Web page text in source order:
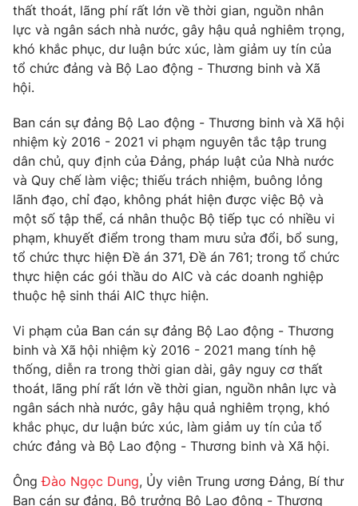
Video Shorts video
VTV Money VTV Thể thao
Thị trường 24h Tấm lòng Việt
VTV4 Vươn mình bằng AI
VTV9 VTV8
Liên hệ tòa soạn English
THỜI BÁO VTV
Theo dõi báo trên
Cơ quan chủ quản: Đài Truyền hình Việt Nam
Cơ quan báo chí:Thời báo VTV
thất thoát, lãng phí rất lớn về thời gian, nguồn nhân
lực và ngân sách nhà nước, gây hậu quả nghiêm trọng,
khó khắc phục, dư luận bức xúc, làm giảm uy tín của
tổ chức đảng và Bộ Lao động - Thương binh và Xã
hội.
Ban cán sự đảng Bộ Lao động - Thương binh và Xã hội
nhiệm kỳ 2016 - 2021 vi phạm nguyên tắc tập trung
dân chủ, quy định của Đảng, pháp luật của Nhà nước
và Quy chế làm việc; thiếu trách nhiệm, buông lỏng
lãnh đạo, chỉ đạo, không phát hiện được việc Bộ và
một số tập thể, cá nhân thuộc Bộ tiếp tục có nhiều vi
phạm, khuyết điểm trong tham mưu sửa đổi, bổ sung,
tổ chức thực hiện Đề án 371, Đề án 761; trong tổ chức
thực hiện các gói thầu do AIC và các doanh nghiệp
thuộc hệ sinh thái AIC thực hiện.
Vi phạm của Ban cán sự đảng Bộ Lao động - Thương
binh và Xã hội nhiệm kỳ 2016 - 2021 mang tính hệ
thống, diễn ra trong thời gian dài, gây nguy cơ thất
thoát, lãng phí rất lớn về thời gian, nguồn nhân lực và
ngân sách nhà nước, gây hậu quả nghiêm trọng, khó
khắc phục, dư luận bức xúc, làm giảm uy tín của tổ
chức đảng và Bộ Lao động - Thương binh và Xã hội.
ÔngĐào Ngọc Dung, Ủy viên Trung ương Đảng, Bí thư
Ban cán sự đảng, Bộ trưởng Bộ Lao động - Thương